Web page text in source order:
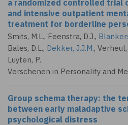
a randomized controlled trial
and intensive outpatient
treatment for borderline
Smits, M.L., Feenstra, D.J.,
Bales, D.L., Dekker, J.J.M., Verheul,
Luyten, P.
Verschenen in Personality and
Group schema therapy: the
between early maladaptive
psychological distress